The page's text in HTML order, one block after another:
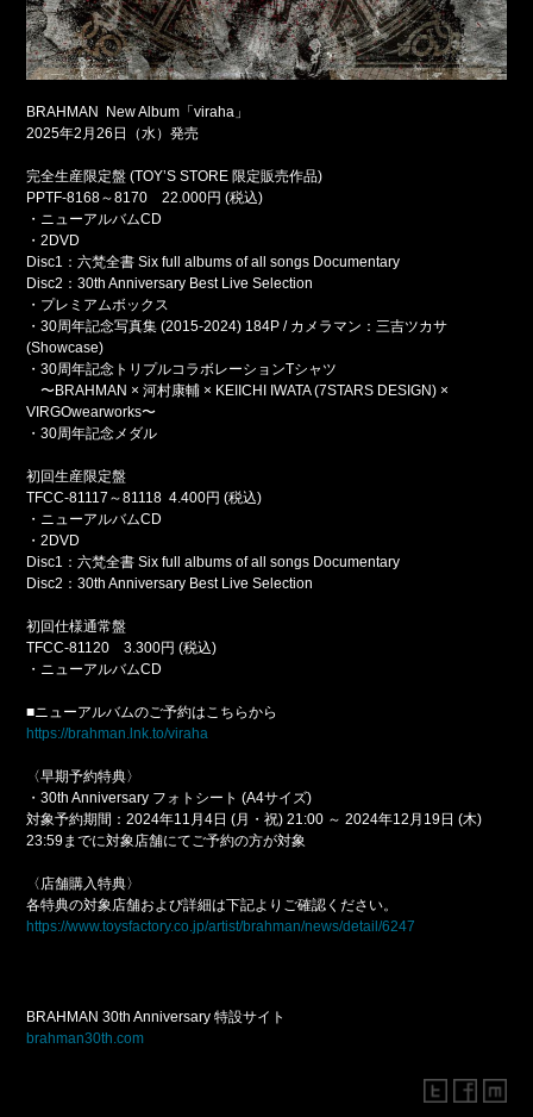
BRAHMAN New Album「viraha」
2025年2月26日（水）発売
完全生産限定盤 (TOY’S STORE 限定販売作品)
PPTF-8168～8170 22.000円 (税込)
・ニューアルバムCD
・2DVD
Disc1：六梵全書 Six full albums of all songs Documentary
Disc2：30th Anniversary Best Live Selection
・プレミアムボックス
・30周年記念写真集 (2015-2024) 184P / カメラマン：三吉ツカサ
(Showcase)
・30周年記念トリプルコラボレーションTシャツ
〜BRAHMAN × 河村康輔 × KEIICHI IWATA (7STARS DESIGN) ×
VIRGOwearworks〜
・30周年記念メダル
初回生産限定盤
TFCC-81117～81118 4.400円 (税込)
・ニューアルバムCD
・2DVD
Disc1：六梵全書 Six full albums of all songs Documentary
Disc2：30th Anniversary Best Live Selection
初回仕様通常盤
TFCC-81120 3.300円 (税込)
・ニューアルバムCD
■ニューアルバムのご予約はこちらから
https://brahman.lnk.to/viraha
〈早期予約特典〉
・30th Anniversary フォトシート (A4サイズ)
対象予約期間：2024年11月4日 (月・祝) 21:00 ～ 2024年12月19日 (木)
23:59までに対象店舗にてご予約の方が対象
〈店舗購入特典〉
各特典の対象店舗および詳細は下記よりご確認ください。
https://www.toysfactory.co.jp/artist/brahman/news/detail/6247
BRAHMAN 30th Anniversary 特設サイト
brahman30th.com